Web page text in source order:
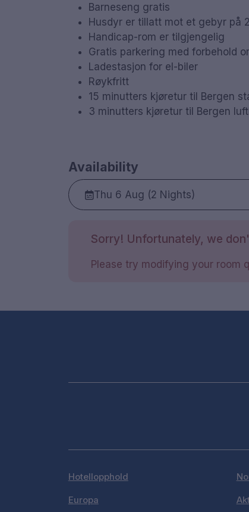
Barneseng gratis
Husdyr er tillatt mot et gebyr på
Handicap-rom er tilgjengelig
Gratis parkering med forbehold
Ladestasjon for el-biler
Røykfritt
15 minutters kjøretur til Bergen
3 minutters kjøretur til Bergen
Availability
Thu 6 Aug (2 Nights)
Sorry! Unfortunately, we
Please try modifying your room
Hotellopphold
Europa